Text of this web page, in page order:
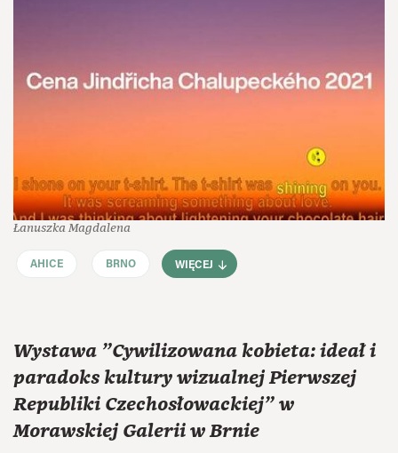
Łanuszka Magdalena
AHICE BRNO WIĘCEJ
Wystawa "Cywilizowana kobieta: ideał i
paradoks kultury wizualnej Pierwszej
Republiki Czechosłowackiej" w
Morawskiej Galerii w Brnie